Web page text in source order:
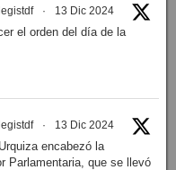
· 13 Dic 2024
el orden del día de la
· 13 Dic 2024
encabezó la
Parlamentaria, que se llevó